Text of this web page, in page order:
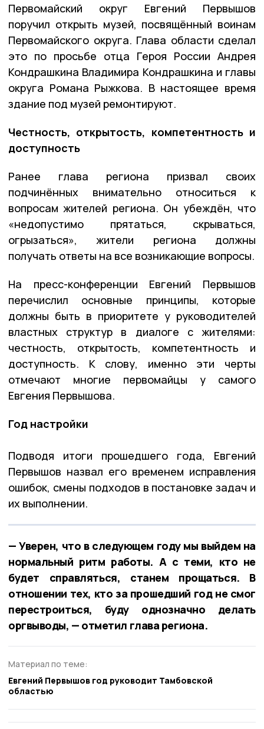
Первомайский округ Евгений Первышов
поручил открыть музей, посвящённый воинам
Первомайского округа. Глава области сделал
это по просьбе отца Героя России Андрея
Кондрашкина Владимира Кондрашкина и главы
округа Романа Рыжкова. В настоящее время
здание под музей ремонтируют.
Честность, открытость, компетентность и
доступность
Ранее глава региона призвал своих
подчинённых внимательно относиться к
вопросам жителей региона. Он убеждён, что
«недопустимо прятаться, скрываться,
огрызаться», жители региона должны
получать ответы на все возникающие вопросы.
На пресс-конференции Евгений Первышов
перечислил основные принципы, которые
должны быть в приоритете у руководителей
властных структур в диалоге с жителями:
честность, открытость, компетентность и
доступность. К слову, именно эти черты
отмечают многие первомайцы у самого
Евгения Первышова.
Год настройки
Подводя итоги прошедшего года, Евгений
Первышов назвал его временем исправления
ошибок, смены подходов в постановке задач и
их выполнении.
— Уверен, что в следующем году мы выйдем на
нормальный ритм работы. А с теми, кто не
будет справляться, станем прощаться. В
отношении тех, кто за прошедший год не смог
перестроиться, буду однозначно делать
оргвыводы, — отметил глава региона.
Материал по теме:
Евгений Первышов год руководит Тамбовской
областью